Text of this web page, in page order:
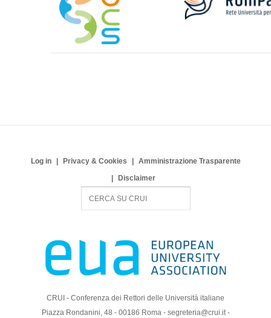
Log in Privacy & Cookies
Amministrazione Trasparente
Disclaimer
c
CRUI - Conferenza dei Rettori delle Università italiane
Piazza Rondanini, 48 - 00186 Roma - segreteria@crui.it -